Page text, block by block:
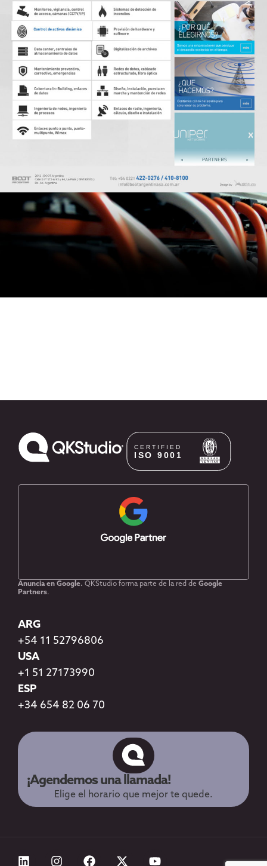
Anuncia en Google. QKStudio forma parte de la red de Google
Partners.
ARG
+54 11 52796806
USA
+1 51 27173990
ESP
+34 654 82 06 70
¡Agendemos una llamada!
Elige el horario que mejor te quede.